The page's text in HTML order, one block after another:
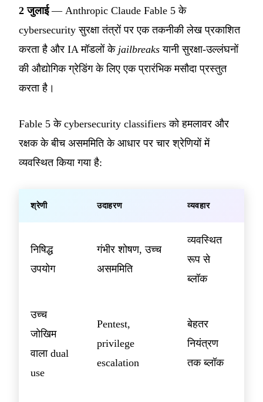
2 जुलाई— Anthropic Claude Fable 5 के
cybersecurity सुरक्षा तंत्रों पर एक तकनीकी लेख प्रकाशित
करता है और IA मॉडलों के jailbreaks यानी सुरक्षा-उल्लंघनों
की औद्योगिक ग्रेडिंग के लिए एक प्रारंभिक मसौदा प्रस्तुत
करता है।
Fable 5 के cybersecurity classifiers को हमलावर और
रक्षक के बीच असममिति के आधार पर चार श्रेणियों में
व्यवस्थित किया गया है:
श्रेणी उदाहरण व्यवहार
निषिद्ध
उपयोग
गंभीर शोषण, उच्च
असममिति
व्यवस्थित
रूप से
ब्लॉक
उच्च
जोखिम
वाला dual
use
Pentest,
privilege
escalation
बेहतर
नियंत्रण
तक ब्लॉक